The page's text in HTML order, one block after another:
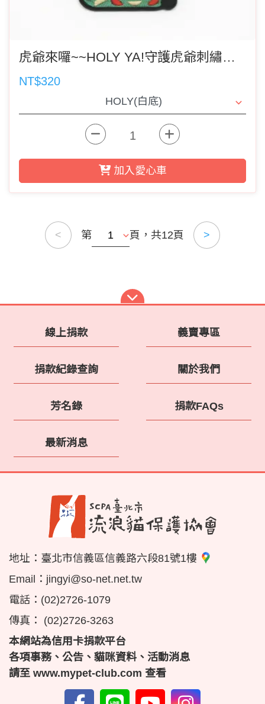
虎爺來囉~~HOLY YA!守護虎爺刺繡鑰匙圈(郵寄者記得選運費)
NT$320
加入愛心車
< 第 頁，共12頁 >
線上捐款 義賣專區
捐款紀錄查詢 關於我們
芳名錄 捐款FAQs
最新消息
地址： 臺北市信義區信義路六段81號1樓
Email： jingyi@so-net.net.tw
電話： (02)2726-1079
傳真：
(02)2726-3263
本網站為信用卡捐款平台
各項事務、公告、貓咪資料、活動消息
請至 www.mypet-club.com 查看